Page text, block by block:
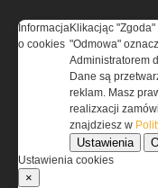
Informacja
o cookies
Klikacjąc
"Odmowa"
Administratorem
Dane są
reklam. Masz
realizxacji
znajdziesz w
Ustawienia
Ustawienia cookies
×